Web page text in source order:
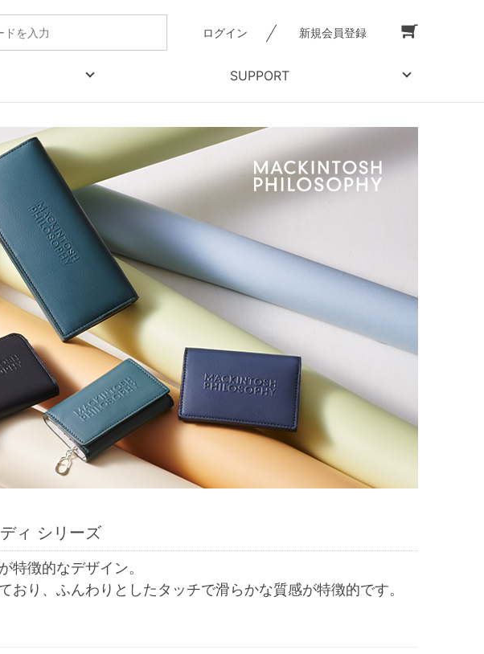
ログイン 新規会員登録
SUPPORT
ィ シリーズ
特徴的なデザイン。
り、ふんわりとしたタッチで滑らかな質感が特徴的です。